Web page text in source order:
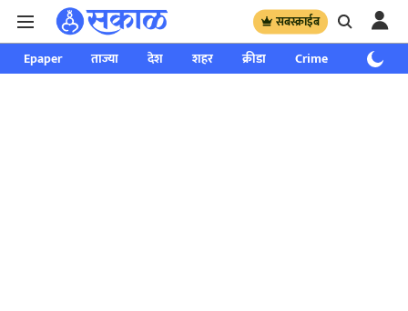
सबस्क्राईब
Epaper ताज्या देश शहर क्रीडा Crime साप्ताहिक